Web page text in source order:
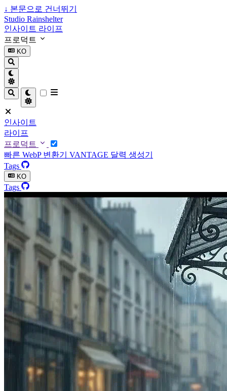
↓ 본문으로 건너뛰기
Studio Rainshelter
인사이트 라이프
프로덕트
KO
인사이트
라이프
프로덕트
빠른 WebP 변환기 VANTAGE 달력 생성기
Tags
KO
Tags